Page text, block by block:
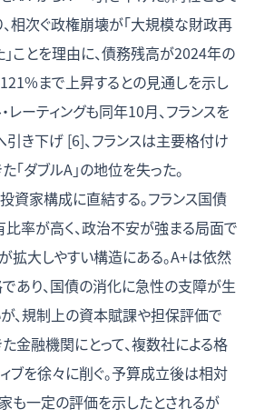
相次ぐ政権崩壊が「大規模な財政再
ことを理由に、債務残高が2024年の
まで上昇するとの見通しを示し
レーティングも同年10月、フランスを
き下げ [6]、フランスは主要格付け
ダブルA」の地位を失った。
資家構成に直結する。フランス国債
比率が高く、政治不安が強まる局面で
拡大しやすい構造にある。A+は依然
あり、国債の消化に急性の支障が生
、規制上の資本賦課や担保評価で
た金融機関にとって、複数社による格
ブを徐々に削ぐ。予算成立後は相対
も一定の評価を示したとされるが